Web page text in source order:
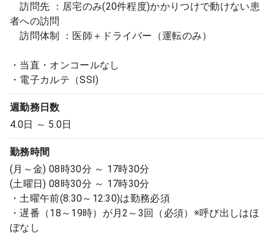
訪問先 ：居宅のみ(20件程度)かかりつけで動けない患
者への訪問
訪問体制 ：医師＋ドライバー（運転のみ）
・当直・オンコールなし
・電子カルテ（SSI)
週勤務日数
4.0日 ～ 5.0日
勤務時間
(月～金) 08時30分 ～ 17時30分
(土曜日) 08時30分 ～ 17時30分
・土曜午前(8:30～12:30)は勤務必須
・遅番（18～19時）が月2～3回（必須）※呼び出しはほ
ぼなし